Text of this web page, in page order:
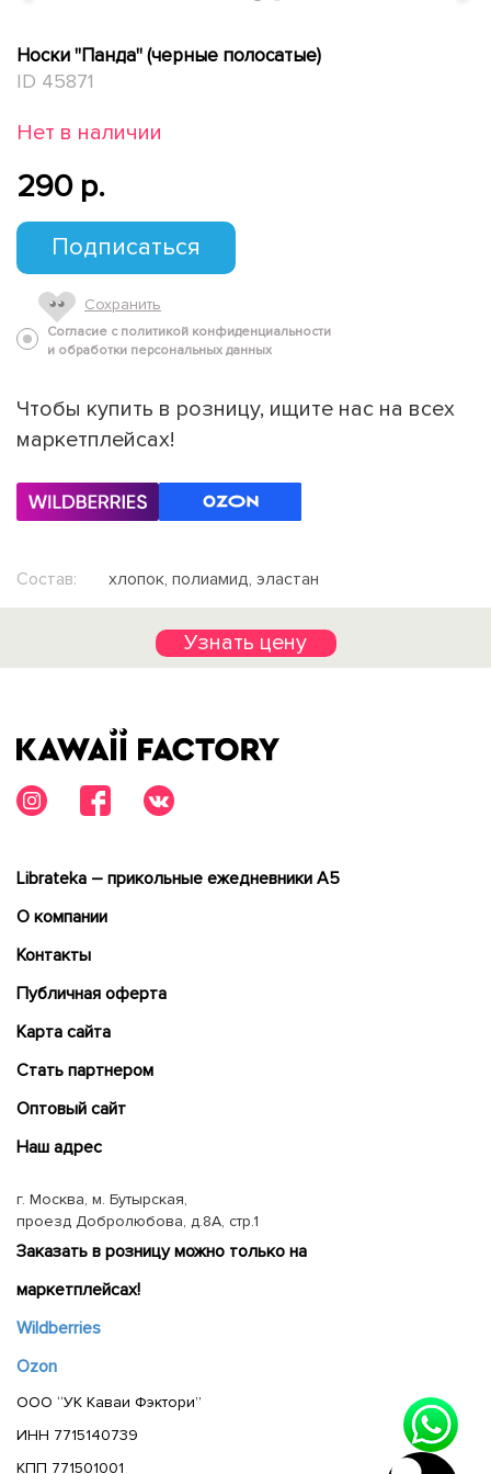
Носки "Панда" (черные полосатые)
ID 45871
Нет в наличии
290 p.
Подписаться
Сохранить
Согласие с политикой конфиденциальности
и обработки персональных данных
Чтобы купить в розницу, ищите нас на всех
маркетплейсах!
Состав: хлопок, полиамид, эластан
Узнать цену
Librateka – прикольные ежедневники А5
О компании
Контакты
Публичная оферта
Карта сайта
Cтать партнером
Оптовый сайт
Наш адрес
г. Москва, м. Бутырская,
проезд Добролюбова, д.8А, стр.1
Заказать в розницу можно только на
маркетплейсах!
Wildberries
Ozon
ООО “УК Каваи Фэктори”
ИНН 7715140739
КПП 771501001